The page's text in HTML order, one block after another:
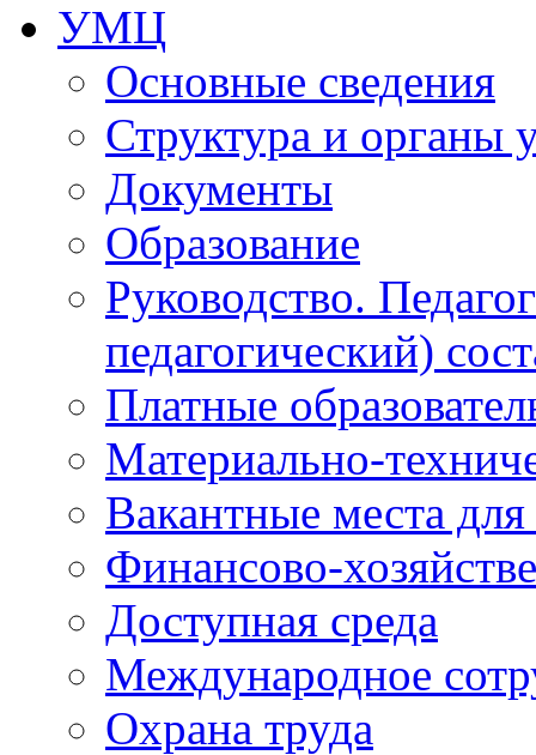
УМЦ
Основные сведения
Структура и органы
Документы
Образование
Руководство.
педагогический)
Платные
Материально-
Вакантные места
Финансово-
Доступная среда
Международное
Охрана труда